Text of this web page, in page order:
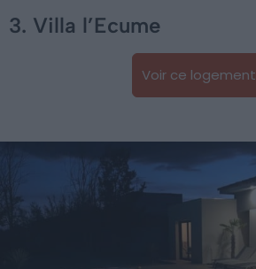
3. Villa l’Ecume
Voir ce logement